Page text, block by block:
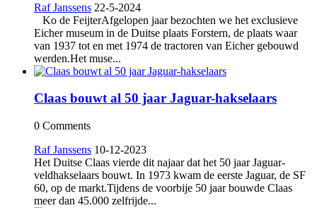
Raf Janssens 22-5-2024
Ko de FeijterAfgelopen jaar bezochten we het exclusieve
Eicher museum in de Duitse plaats Forstern, de plaats waar
van 1937 tot en met 1974 de tractoren van Eicher gebouwd
werden.Het muse...
Claas bouwt al 50 jaar Jaguar-hakselaars
0 Comments
Raf Janssens 10-12-2023
Het Duitse Claas vierde dit najaar dat het 50 jaar Jaguar-
veldhakselaars bouwt. In 1973 kwam de eerste Jaguar, de SF
60, op de markt.Tijdens de voorbije 50 jaar bouwde Claas
meer dan 45.000 zelfrijde...